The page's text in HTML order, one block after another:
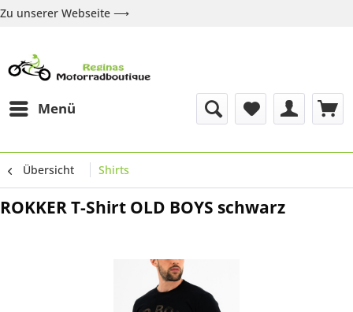
Zu unserer Webseite ⟶
Menü
Übersicht Shirts
ROKKER T-Shirt OLD BOYS schwarz